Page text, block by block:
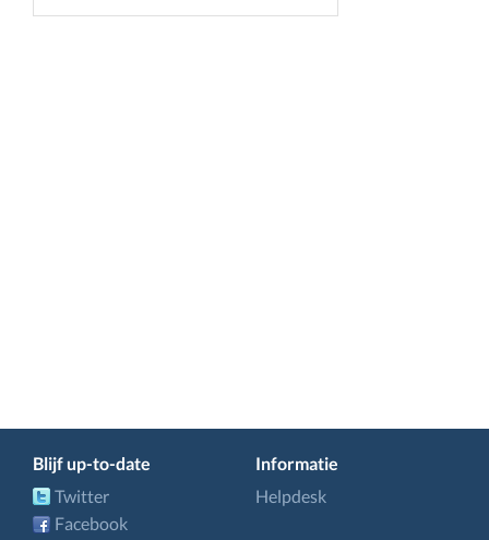
Blijf up-to-date
Twitter
Facebook
Informatie
Helpdesk